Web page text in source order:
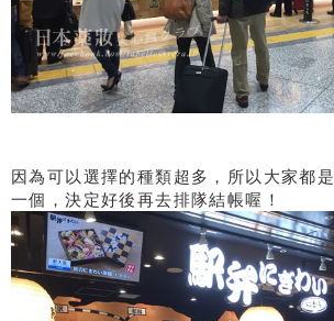
因為可以選擇的種類超多，所以大家都
一個，決定好後再去排隊結帳喔！